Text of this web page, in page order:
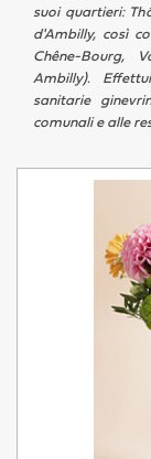
suoi quartieri:
d'Ambilly, così
Chêne-Bourg,
Ambilly).
sanitarie
comunali e alle